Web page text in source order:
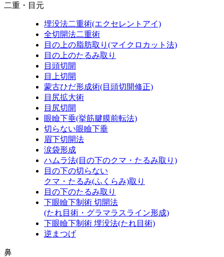
二重・目元
埋没法二重術(エクセレントアイ)
全切開法二重術
目の上の脂肪取り (マイクロカット法)
目の上のたるみ取り
目頭切開
目上切開
蒙古ひだ形成術(目頭切開修正)
目尻拡大術
目尻切開
眼瞼下垂(挙筋腱膜前転法)
切らない眼瞼下垂
眉下切開法
涙袋形成
ハムラ法(目の下のクマ・たるみ取り)
目の下の切らない
クマ・たるみ(ふくらみ)取り
目の下のたるみ取り
下眼瞼下制術 切開法
(たれ目術・グラマラスライン形成)
下眼瞼下制術 埋没法(たれ目術)
逆まつげ
鼻